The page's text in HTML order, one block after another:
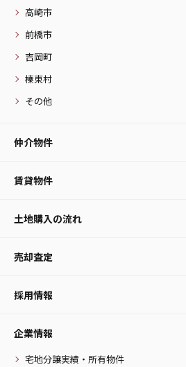
高崎市
前橋市
吉岡町
榛東村
その他
仲介物件
賃貸物件
土地購入の流れ
売却査定
採用情報
企業情報
宅地分譲実績・所有物件